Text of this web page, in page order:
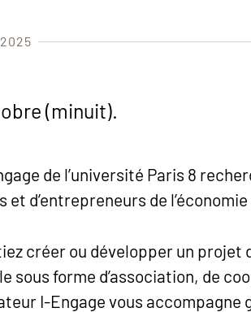
(minuit).
de l’université Paris 8
et d’entrepreneurs de
créer ou développer un projet
sous forme d’association, de
I-Engage vous